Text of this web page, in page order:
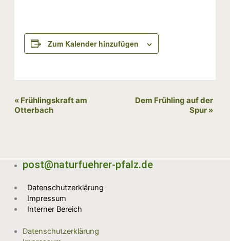
Zum Kalender hinzufügen
Veranstaltung-
Navigation
«Frühlingskraft am
Otterbach
Dem Frühling auf der
Spur »
post@naturfuehrer-pfalz.de
Datenschutzerklärung
Impressum
Interner Bereich
Datenschutzerklärung